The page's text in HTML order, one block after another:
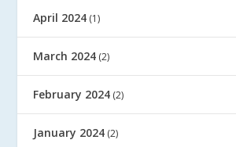
April 2024 (1)
March 2024 (2)
February 2024 (2)
January 2024 (2)